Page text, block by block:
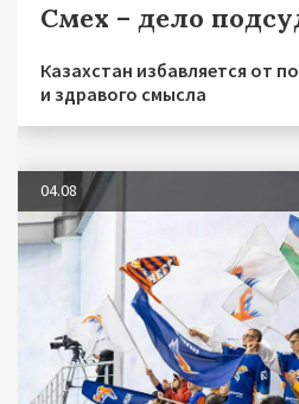
Смех – дело
Казахстан избавляется от
и здравого смысла
04.08